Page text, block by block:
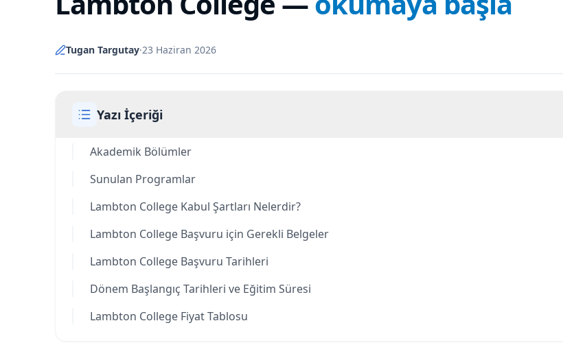
Tugan Targutay·23 Haziran 2026
Yazı İçeriği
Akademik Bölümler
Sunulan Programlar
Lambton College Kabul Şartları Nelerdir?
Lambton College Başvuru için Gerekli Belgeler
Lambton College Başvuru Tarihleri
Dönem Başlangıç Tarihleri ve Eğitim Süresi
Lambton College Fiyat Tablosu